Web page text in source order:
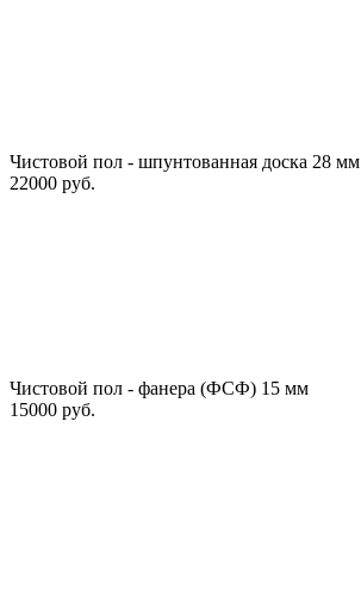
Чистовой пол - шпунтованная доска 28 мм
22000 руб.
Чистовой пол - фанера (ФСФ) 15 мм
15000 руб.